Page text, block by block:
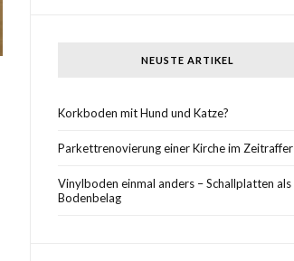
NEUSTE ARTIKEL
Korkboden mit Hund und Katze?
Parkettrenovierung einer Kirche im Zeitraffer
Vinylboden einmal anders – Schallplatten als
Bodenbelag